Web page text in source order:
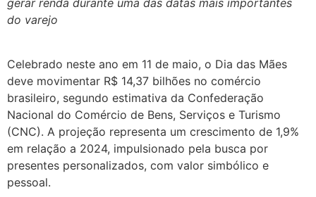
gerar renda durante uma das datas mais importantes
do varejo
Celebrado neste ano em 11 de maio, o Dia das Mães
deve movimentar R$ 14,37 bilhões no comércio
brasileiro, segundo estimativa da Confederação
Nacional do Comércio de Bens, Serviços e Turismo
(CNC). A projeção representa um crescimento de 1,9%
em relação a 2024, impulsionado pela busca por
presentes personalizados, com valor simbólico e
pessoal.